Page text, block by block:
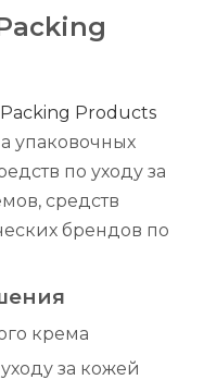
Products
упаковочных
по уходу за
средств
брендов по
крема
за кожей